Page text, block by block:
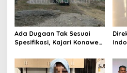
Ada Dugaan Tak Sesuai
Spesifikasi, Kajari Konawe
Rupbasan Rp1,9 Miliar
Dihentikan